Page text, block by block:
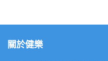
關於健樂